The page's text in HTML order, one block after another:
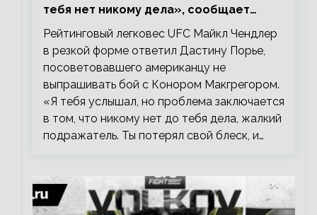
тебя нет никому дела», сообщает
Майкл Чендлер – о словах Порье
Рейтинговый легковес UFC Майкл Чендлер
в резкой форме ответил Дастину Порье,
посоветовавшего американцу не
выпрашивать бой с Конором Макгрегором.
«Я тебя услышал, но проблема заключается
в том, что никому нет до тебя дела, жалкий
подражатель. Ты потерял свой блеск, и…